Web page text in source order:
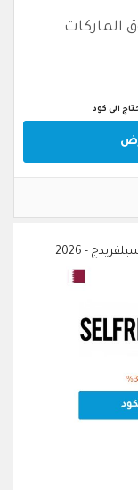
الماركات
الى كود
- 2026